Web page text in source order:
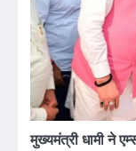
मुख्यमंत्री धामी ने